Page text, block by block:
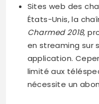
Sites web des
États-Unis, la
Charmed 2018,
en streaming sur
application.
limité aux
nécessite un